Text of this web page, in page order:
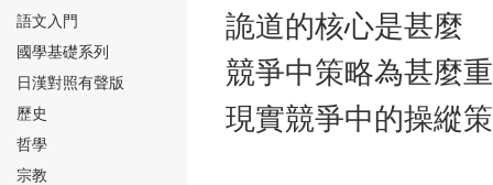
⑱
語文入門
國學基礎系列
日漢對照有聲版
歷史
哲學
宗教
詭道的核心是甚麼
競爭中策略為甚麼
現實競爭中的操縱